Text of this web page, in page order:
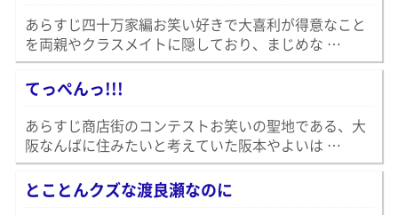
あらすじ四十万家編お笑い好きで大喜利が得意なこと
を両親やクラスメイトに隠しており、まじめな …
てっぺんっ!!!
あらすじ商店街のコンテストお笑いの聖地である、大
阪なんばに住みたいと考えていた阪本やよいは …
とことんクズな渡良瀬なのに